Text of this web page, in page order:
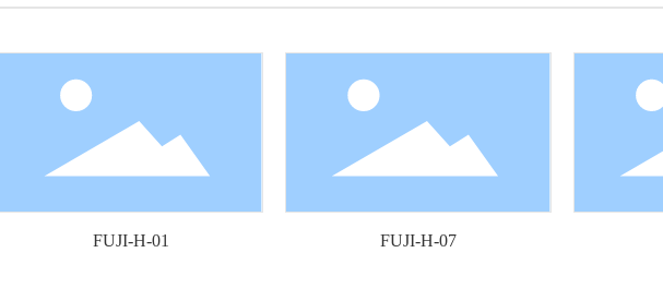
FUJI-H-07
FUJI-H-01